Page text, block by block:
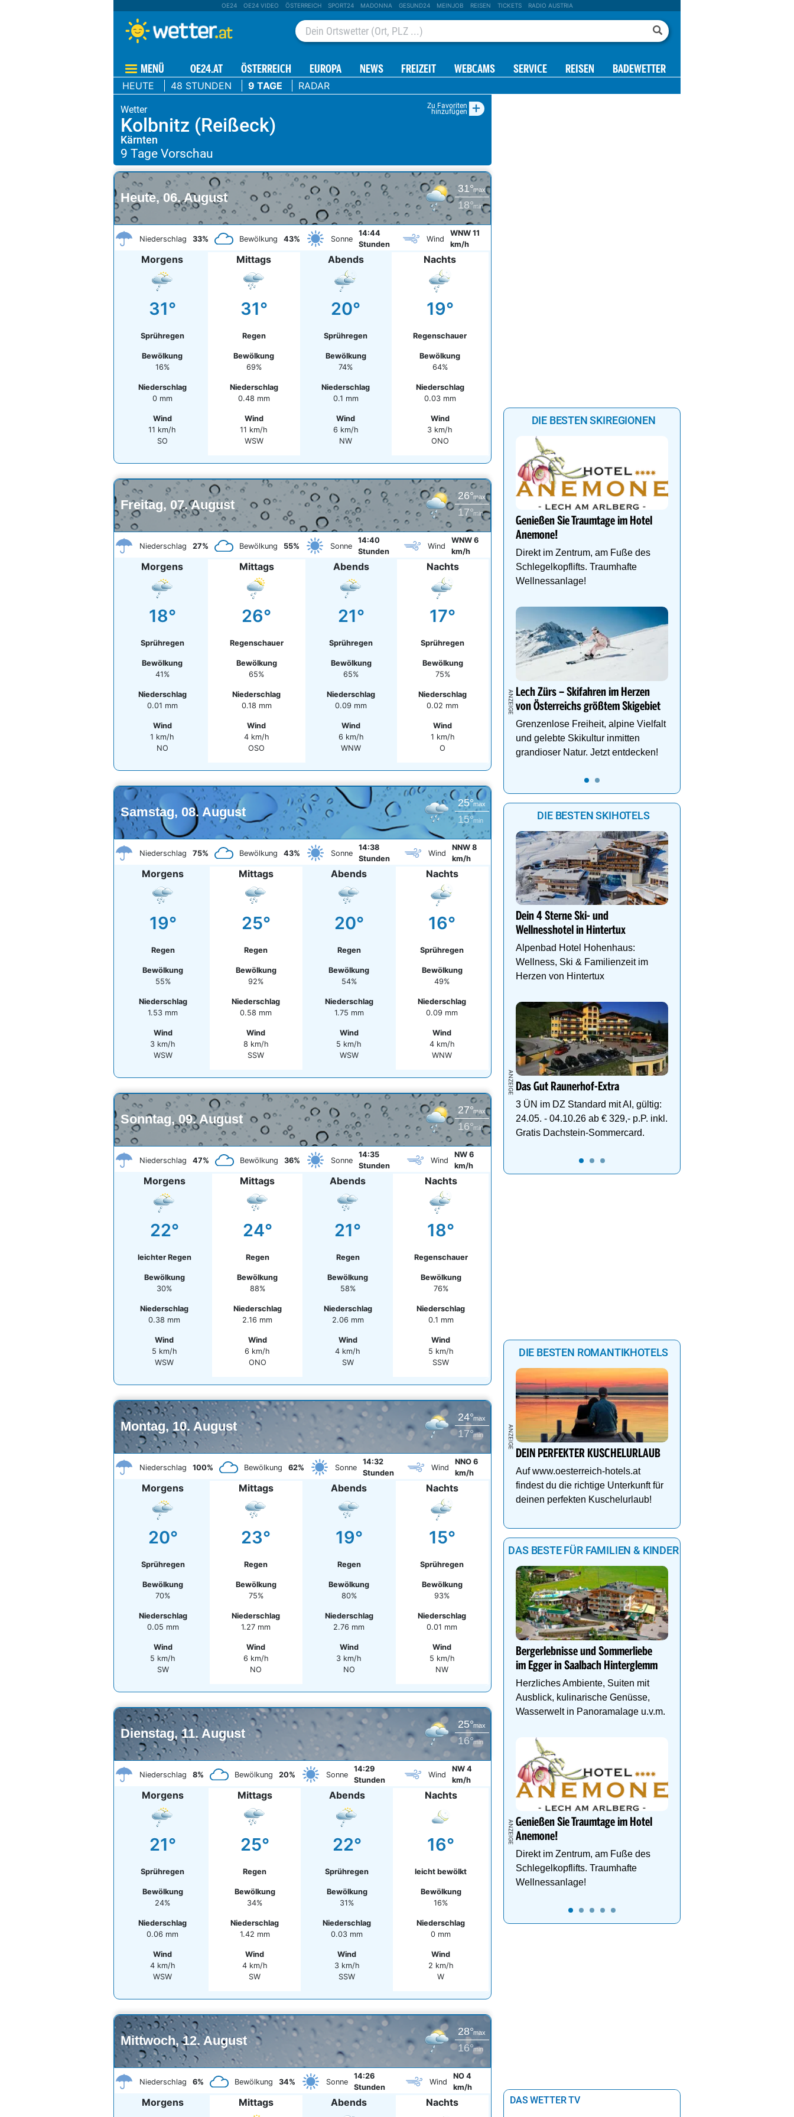
OE24 OE24 VIDEO ÖSTERREICH SPORT24 MADONNA GESUND24 MEINJOB REISEN TICKETS RADIO AUSTRIA
MENÜ OE24.AT ÖSTERREICH EUROPA NEWS FREIZEIT WEBCAMS SERVICE REISEN BADEWETTER
HEUTE 48 STUNDEN 9 TAGE RADAR
Zu Favoriten
hinzufügen +
Kolbnitz (Reißeck)
Kärnten
Heute, 06. August
31°max
18°min
Niederschlag 33% Bewölkung 43% Sonne
14:44
Stunden
Wind
WNW 11
km/h
Morgens
31°
Sprühregen
Bewölkung
16%
Niederschlag
0 mm
Wind
11 km/h
SO
Mittags
31°
Regen
Bewölkung
69%
Niederschlag
0.48 mm
Wind
11 km/h
WSW
Abends
20°
Sprühregen
Bewölkung
74%
Niederschlag
0.1 mm
Wind
6 km/h
NW
Nachts
19°
Regenschauer
Bewölkung
64%
Niederschlag
0.03 mm
Wind
3 km/h
ONO
Freitag, 07. August
26°max
17°min
Niederschlag 27% Bewölkung 55% Sonne
14:40
Stunden
Wind
WNW 6
km/h
Morgens
18°
Sprühregen
Bewölkung
41%
Niederschlag
0.01 mm
Wind
1 km/h
NO
Mittags
26°
Regenschauer
Bewölkung
65%
Niederschlag
0.18 mm
Wind
4 km/h
OSO
Abends
21°
Sprühregen
Bewölkung
65%
Niederschlag
0.09 mm
Wind
6 km/h
WNW
Nachts
17°
Sprühregen
Bewölkung
75%
Niederschlag
0.02 mm
Wind
1 km/h
O
Samstag, 08. August
25°max
15°min
Niederschlag 75% Bewölkung 43% Sonne
14:38
Stunden
Wind
NNW 8
km/h
Morgens
19°
Regen
Bewölkung
55%
Niederschlag
1.53 mm
Wind
3 km/h
WSW
Mittags
25°
Regen
Bewölkung
92%
Niederschlag
0.58 mm
Wind
8 km/h
SSW
Abends
20°
Regen
Bewölkung
54%
Niederschlag
1.75 mm
Wind
5 km/h
WSW
Nachts
16°
Sprühregen
Bewölkung
49%
Niederschlag
0.09 mm
Wind
4 km/h
WNW
Sonntag, 09. August
27°max
16°min
Niederschlag 47% Bewölkung 36% Sonne
14:35
Stunden
Wind
NW 6
km/h
Morgens
22°
leichter Regen
Bewölkung
30%
Niederschlag
0.38 mm
Wind
5 km/h
WSW
Mittags
24°
Regen
Bewölkung
88%
Niederschlag
2.16 mm
Wind
6 km/h
ONO
Abends
21°
Regen
Bewölkung
58%
Niederschlag
2.06 mm
Wind
4 km/h
SW
Nachts
18°
Regenschauer
Bewölkung
76%
Niederschlag
0.1 mm
Wind
5 km/h
SSW
Montag, 10. August
24°max
17°min
Niederschlag 100% Bewölkung 62% Sonne
14:32
Stunden
Wind
NNO 6
km/h
Morgens
20°
Sprühregen
Bewölkung
70%
Niederschlag
0.05 mm
Wind
5 km/h
SW
Mittags
23°
Regen
Bewölkung
75%
Niederschlag
1.27 mm
Wind
6 km/h
NO
Abends
19°
Regen
Bewölkung
80%
Niederschlag
2.76 mm
Wind
3 km/h
NO
Nachts
15°
Sprühregen
Bewölkung
93%
Niederschlag
0.01 mm
Wind
5 km/h
NW
Dienstag, 11. August
25°max
16°min
Niederschlag 8% Bewölkung 20% Sonne
14:29
Stunden
Wind
NW 4
km/h
Morgens
21°
Sprühregen
Bewölkung
24%
Niederschlag
0.06 mm
Wind
4 km/h
WSW
Mittags
25°
Regen
Bewölkung
34%
Niederschlag
1.42 mm
Wind
4 km/h
SW
Abends
22°
Sprühregen
Bewölkung
31%
Niederschlag
0.03 mm
Wind
3 km/h
SSW
Nachts
16°
leicht bewölkt
Bewölkung
16%
Niederschlag
0 mm
Wind
2 km/h
W
Mittwoch, 12. August
28°max
16°min
Niederschlag 6% Bewölkung 34% Sonne
14:26
Stunden
Wind
NO 4
km/h
Morgens Mittags Abends Nachts
DIE BESTEN SKIREGIONEN
Genießen Sie Traumtage im Hotel
Anemone!
Direkt im Zentrum, am Fuße des
Schlegelkopflifts. Traumhafte
Wellnessanlage!
Lech Zürs – Skifahren im Herzen
von Österreichs größtem Skigebiet
Grenzenlose Freiheit, alpine Vielfalt
und gelebte Skikultur inmitten
grandioser Natur. Jetzt entdecken!
DIE BESTEN SKIHOTELS
Dein 4 Sterne Ski- und
Wellnesshotel in Hintertux
Alpenbad Hotel Hohenhaus:
Wellness, Ski & Familienzeit im
Herzen von Hintertux
Das Gut Raunerhof-Extra
3 ÜN im DZ Standard mit AI, gültig:
24.05. - 04.10.26 ab € 329,- p.P. inkl.
Gratis Dachstein-Sommercard.
DIE BESTEN ROMANTIKHOTELS
DEIN PERFEKTER KUSCHELURLAUB
Auf www.oesterreich-hotels.at
findest du die richtige Unterkunft für
deinen perfekten Kuschelurlaub!
DAS BESTE FÜR FAMILIEN & KINDER
Bergerlebnisse und Sommerliebe
im Egger in Saalbach Hinterglemm
Herzliches Ambiente, Suiten mit
Ausblick, kulinarische Genüsse,
Wasserwelt in Panoramalage u.v.m.
Genießen Sie Traumtage im Hotel
Anemone!
Direkt im Zentrum, am Fuße des
Schlegelkopflifts. Traumhafte
Wellnessanlage!
DAS WETTER TV